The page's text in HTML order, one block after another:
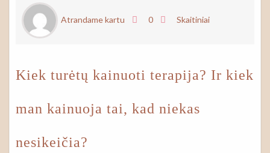
Atrandame kartu 0 Skaitiniai
Kiek turėtų kainuoti terapija? Ir kiek
man kainuoja tai, kad niekas
nesikeičia?